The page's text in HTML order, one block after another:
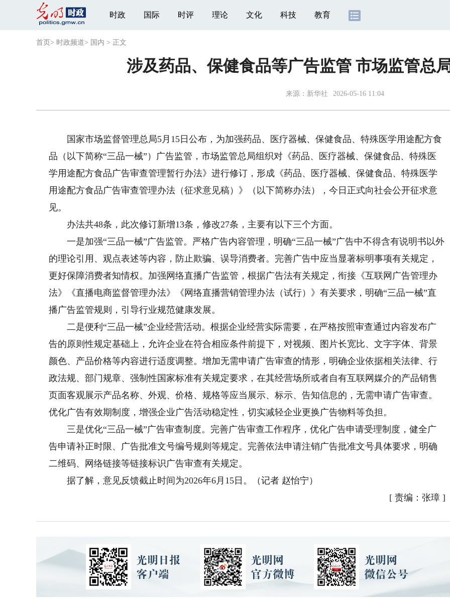
时政 国际 时评 理论 文化 科技 教育
首页 > 时政频道> 国内 > 正文
涉及药品、保健食品等广告监管 市场监管总
来源： 新华社 2026-05-16 11:04
国家市场监督管理总局5月15日公布，为加强药品、医疗器械、保健食品、特殊医学用途配方食
品（以下简称“三品一械”）广告监管，市场监管总局组织对《药品、医疗器械、保健食品、特殊医
学用途配方食品广告审查管理暂行办法》进行修订，形成《药品、医疗器械、保健食品、特殊医学
用途配方食品广告审查管理办法（征求意见稿）》（以下简称办法），今日正式向社会公开征求意
见。
办法共48条，此次修订新增13条，修改27条，主要有以下三个方面。
一是加强“三品一械”广告监管。严格广告内容管理，明确“三品一械”广告中不得含有说明书以外
的理论引用、观点表述等内容，防止欺骗、误导消费者。完善广告中应当显著标明事项有关规定，
更好保障消费者知情权。加强网络直播广告监管，根据广告法有关规定，衔接《互联网广告管理办
法》《直播电商监督管理办法》《网络直播营销管理办法（试行）》有关要求，明确“三品一械”直
播广告监管规则，引导行业规范健康发展。
二是便利“三品一械”企业经营活动。根据企业经营实际需要，在严格按照审查通过内容发布广
告的原则性规定基础上，允许企业在符合相应条件前提下，对视频、图片长宽比、文字字体、背景
颜色、产品价格等内容进行适度调整。增加无需申请广告审查的情形，明确企业依据相关法律、行
政法规、部门规章、强制性国家标准有关规定要求，在其经营场所或者自有互联网媒介的产品销售
页面客观展示产品名称、外观、价格、规格等应当展示、标示、告知信息的，无需申请广告审查。
优化广告有效期制度，增强企业广告活动稳定性，切实减轻企业更换广告物料等负担。
三是优化“三品一械”广告审查制度。完善广告审查工作程序，优化广告申请受理制度，健全广
告申请补正时限、广告批准文号编号规则等规定。完善依法申请注销广告批准文号具体要求，明确
二维码、网络链接等链接标识广告审查有关规定。
据了解，意见反馈截止时间为2026年6月15日。（记者 赵怡宁）
[ 责编：张璋 ]